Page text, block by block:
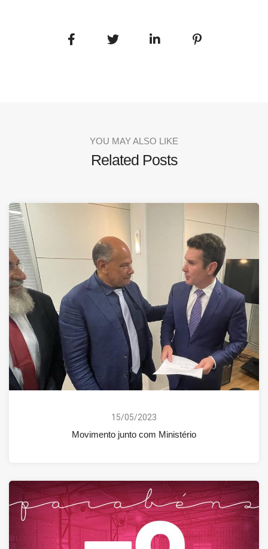
YOU MAY ALSO LIKE
Related Posts
15/05/2023
Movimento junto com Ministério